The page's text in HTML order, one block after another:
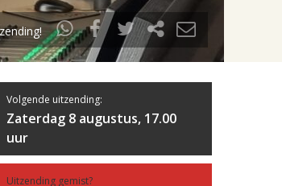
Volgende uitzending:
Zaterdag 8 augustus, 17.00
uur
Uitzending gemist?